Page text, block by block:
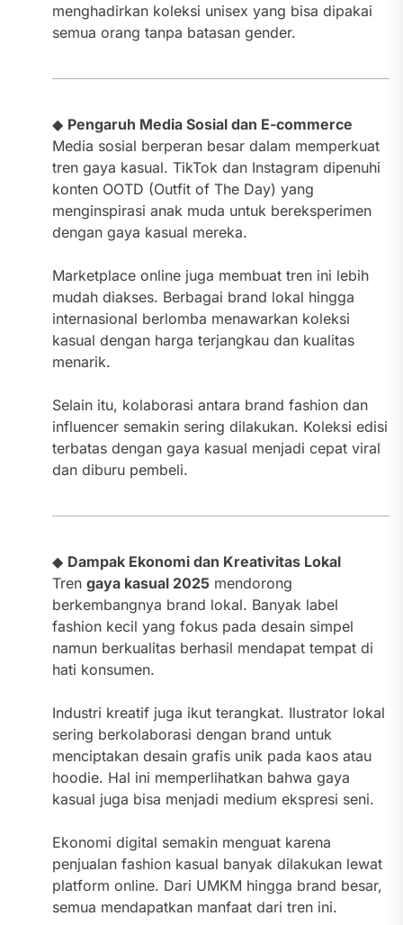
menghadirkan koleksi unisex yang bisa dipakai
semua orang tanpa batasan gender.
◆ Pengaruh Media Sosial dan E-commerce
Media sosial berperan besar dalam memperkuat
tren gaya kasual. TikTok dan Instagram dipenuhi
konten OOTD (Outfit of The Day) yang
menginspirasi anak muda untuk bereksperimen
dengan gaya kasual mereka.
Marketplace online juga membuat tren ini lebih
mudah diakses. Berbagai brand lokal hingga
internasional berlomba menawarkan koleksi
kasual dengan harga terjangkau dan kualitas
menarik.
Selain itu, kolaborasi antara brand fashion dan
influencer semakin sering dilakukan. Koleksi edisi
terbatas dengan gaya kasual menjadi cepat viral
dan diburu pembeli.
◆ Dampak Ekonomi dan Kreativitas Lokal
Tren gaya kasual 2025mendorong
berkembangnya brand lokal. Banyak label
fashion kecil yang fokus pada desain simpel
namun berkualitas berhasil mendapat tempat di
hati konsumen.
Industri kreatif juga ikut terangkat. Ilustrator lokal
sering berkolaborasi dengan brand untuk
menciptakan desain grafis unik pada kaos atau
hoodie. Hal ini memperlihatkan bahwa gaya
kasual juga bisa menjadi medium ekspresi seni.
Ekonomi digital semakin menguat karena
penjualan fashion kasual banyak dilakukan lewat
platform online. Dari UMKM hingga brand besar,
semua mendapatkan manfaat dari tren ini.